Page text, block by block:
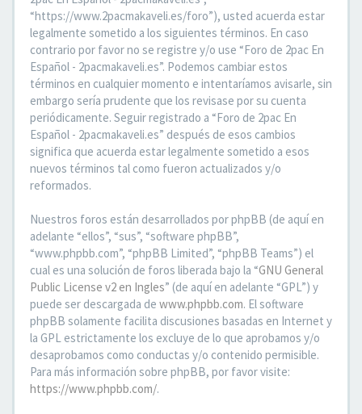
“https://www.2pacmakaveli.es/foro”), usted acuerda estar
legalmente sometido a los siguientes términos. En caso
contrario por favor no se registre y/o use “Foro de 2pac En
Español - 2pacmakaveli.es”. Podemos cambiar estos
términos en cualquier momento e intentaríamos avisarle, sin
embargo sería prudente que los revisase por su cuenta
periódicamente. Seguir registrado a “Foro de 2pac En
Español - 2pacmakaveli.es” después de esos cambios
significa que acuerda estar legalmente sometido a esos
nuevos términos tal como fueron actualizados y/o
reformados.
Nuestros foros están desarrollados por phpBB (de aquí en
adelante “ellos”, “sus”, “software phpBB”,
“www.phpbb.com”, “phpBB Limited”, “phpBB Teams”) el
cual es una solución de foros liberada bajo la “GNU General
Public License v2 en Ingles” (de aquí en adelante “GPL”) y
puede ser descargada de www.phpbb.com. El software
phpBB solamente facilita discusiones basadas en Internet y
la GPL estrictamente los excluye de lo que aprobamos y/o
desaprobamos como conductas y/o contenido permisible.
Para más información sobre phpBB, por favor visite:
https://www.phpbb.com/.